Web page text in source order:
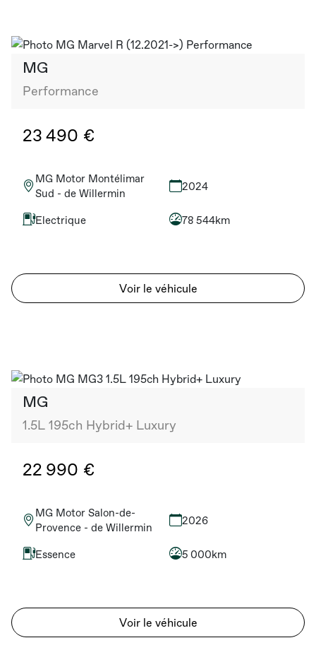
MG
Performance
23 490 €
MG Motor Montélimar
Sud - de Willermin
2024
Electrique 78 544km
Voir le véhicule
MG
1.5L 195ch Hybrid+ Luxury
22 990 €
MG Motor Salon-de-
Provence - de Willermin
2026
Essence 5 000km
Voir le véhicule